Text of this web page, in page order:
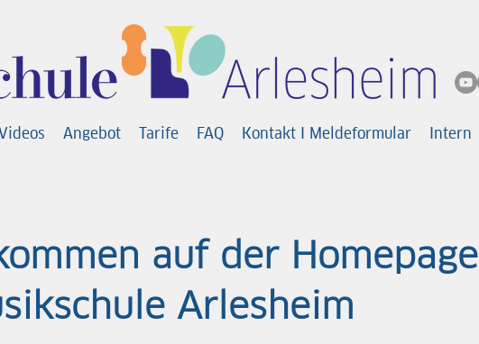
Angebot Tarife FAQ Kontakt I Meldeformular Intern
auf der Homepage
Arlesheim